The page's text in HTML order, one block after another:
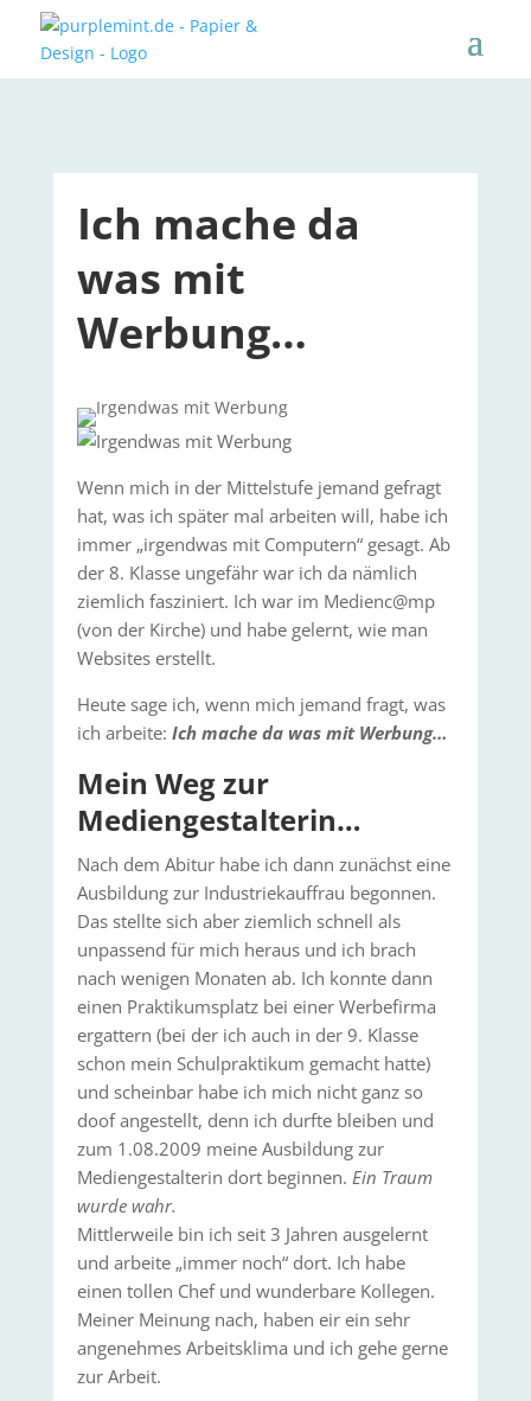
Ich mache da
was mit
Werbung…
Wenn mich in der Mittelstufe jemand gefragt
hat, was ich später mal arbeiten will, habe ich
immer „irgendwas mit Computern“ gesagt. Ab
der 8. Klasse ungefähr war ich da nämlich
ziemlich fasziniert. Ich war im Medienc@mp
(von der Kirche) und habe gelernt, wie man
Websites erstellt.
Heute sage ich, wenn mich jemand fragt, was
ich arbeite: Ich mache da was mit Werbung…
Mein Weg zur
Mediengestalterin…
Nach dem Abitur habe ich dann zunächst eine
Ausbildung zur Industriekauffrau begonnen.
Das stellte sich aber ziemlich schnell als
unpassend für mich heraus und ich brach
nach wenigen Monaten ab. Ich konnte dann
einen Praktikumsplatz bei einer Werbefirma
ergattern (bei der ich auch in der 9. Klasse
schon mein Schulpraktikum gemacht hatte)
und scheinbar habe ich mich nicht ganz so
doof angestellt, denn ich durfte bleiben und
zum 1.08.2009 meine Ausbildung zur
Mediengestalterin dort beginnen. Ein Traum
wurde wahr.
Mittlerweile bin ich seit 3 Jahren ausgelernt
und arbeite „immer noch“ dort. Ich habe
einen tollen Chef und wunderbare Kollegen.
Meiner Meinung nach, haben eir ein sehr
angenehmes Arbeitsklima und ich gehe gerne
zur Arbeit.